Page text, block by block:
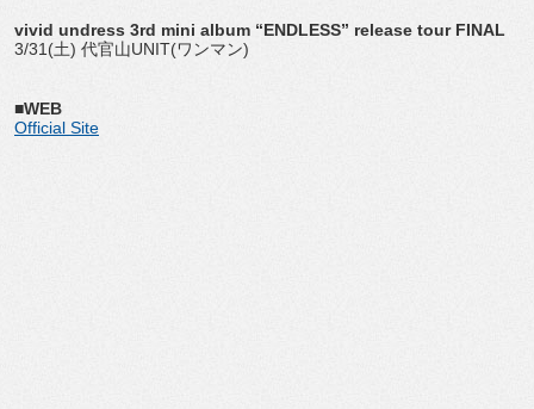
vivid undress 3rd mini album “ENDLESS” release tour FINAL
3/31(土) 代官山UNIT(ワンマン)
■WEB
Official Site